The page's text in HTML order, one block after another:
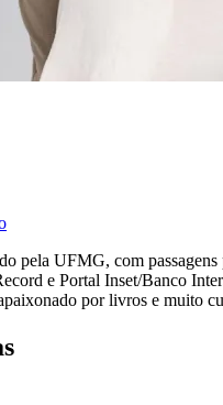
pela UFMG, com
e Portal Inset/Banco
por livros e muito